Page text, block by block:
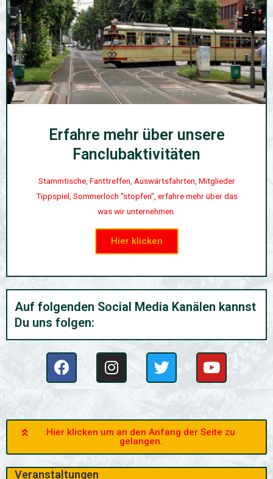
Erfahre mehr über unsere
Fanclubaktivitäten
Stammtische, Fanttreffen, Auswärtsfahrten, Mitglieder
Tippspiel, Sommerloch "stopfen", erfahre mehr über das
was wir unternehmen.
Hier klicken
Auf folgenden Social Media Kanälen kannst
Du uns folgen:
F
a
c
b
o
o
k
I
n
a
g
r
a
T
w
t
e
r
Y
o
u
b
e
Hier klicken um an den Anfang der Seite zu
gelangen.
Veranstaltungen